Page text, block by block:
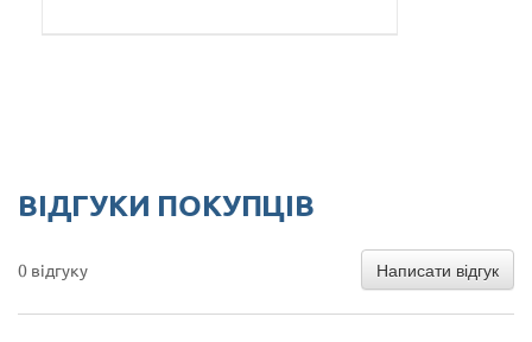
ВІДГУКИ ПОКУПЦІВ
0 відгуку Написати відгук